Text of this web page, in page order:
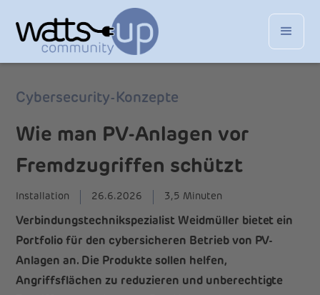
Cybersecurity-Konzepte
Wie man PV-Anlagen vor
Fremdzugriffen schützt
Installation 26.6.2026 3,5 Minuten
Verbindungstechnikspezialist Weidmüller bietet ein
Portfolio für den cybersicheren Betrieb von PV-
Anlagen an. Die Produkte sollen helfen,
Angriffsflächen zu reduzieren und unberechtigte